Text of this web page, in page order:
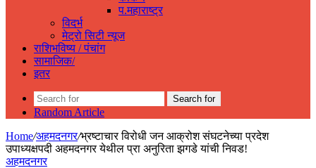
प.महाराष्ट्र
विदर्भ
मेट्रो सिटी न्यूज
राशिभविष्य / पंचांग
सामाजिक/
इतर
Search for
Random Article
Home/अहमदनगर/भ्रष्टाचार विरोधी जन आक्रोश संघटनेच्या प्रदेश
उपाध्यक्षपदी अहमदनगर येथील प्रा अनुरिता झगडे यांची निवड!
अहमदनगर